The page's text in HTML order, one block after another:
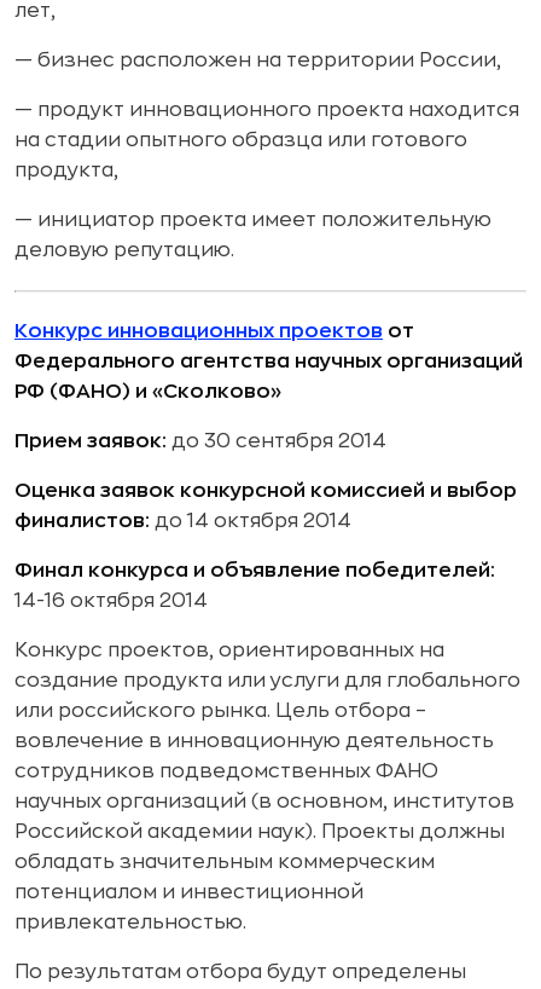
лет,
— бизнес расположен на территории России,
— продукт инновационного проекта находится
на стадии опытного образца или готового
продукта,
— инициатор проекта имеет положительную
деловую репутацию.
Конкурс инновационных проектов от
Федерального агентства научных организаций
РФ (ФАНО) и «Сколково»
Прием заявок: до 30 сентября 2014
Оценка заявок конкурсной комиссией и выбор
финалистов: до 14 октября 2014
Финал конкурса и объявление победителей:
14-16 октября 2014
Конкурс проектов, ориентированных на
создание продукта или услуги для глобального
или российского рынка. Цель отбора –
вовлечение в инновационную деятельность
сотрудников подведомственных ФАНО
научных организаций (в основном, институтов
Российской академии наук). Проекты должны
обладать значительным коммерческим
потенциалом и инвестиционной
привлекательностью.
По результатам отбора будут определены